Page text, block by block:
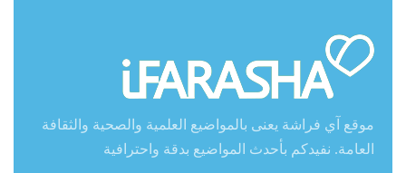
موقع آي فراشة يعنى بالمواضيع العلمية والصحية والثقافة
العامة. نفيدكم بأحدث المواضيع بدقة واحترافية